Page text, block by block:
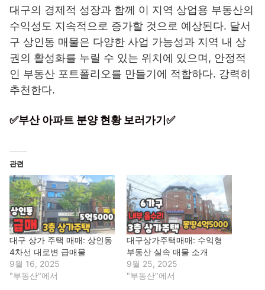
대구의 경제적 성장과 함께 이 지역 상업용 부동산의
수익성도 지속적으로 증가할 것으로 예상된다. 달서
구 상인동 매물은 다양한 사업 가능성과 지역 내 상
권의 활성화를 누릴 수 있는 위치에 있으며, 안정적
인 부동산 포트폴리오를 만들기에 적합하다. 강력히
추천한다.
✅부산 아파트 분양 현황 보러가기✅
관련
대구 상가 주택 매매: 상인동
4차선 대로변 급매물
9월 16, 2025
"부동산"에서
대구상가주택매매: 수익형
부동산 실속 매물 소개
9월 25, 2025
"부동산"에서